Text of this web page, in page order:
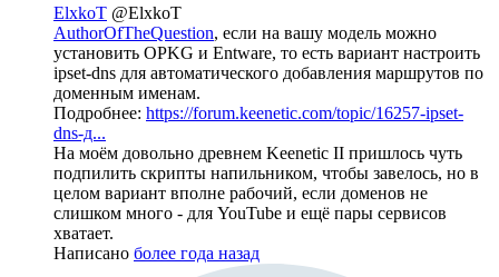
ElxkoT @ElxkoT
AuthorOfTheQuestion, если на вашу модель можно
установить OPKG и Entware, то есть вариант настроить
ipset-dns для автоматического добавления маршрутов по
доменным именам.
Подробнее: https://forum.keenetic.com/topic/16257-ipset-
dns-д...
На моём довольно древнем Keenetic II пришлось чуть
подпилить скрипты напильником, чтобы завелось, но в
целом вариант вполне рабочий, если доменов не
слишком много - для YouTube и ещё пары сервисов
хватает.
Написано более года назад